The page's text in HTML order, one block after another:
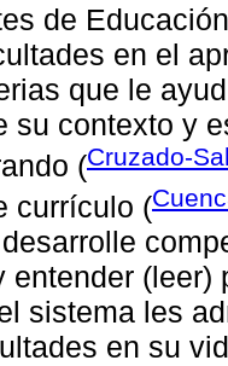
de
en el
que le
su contexto y
(Cruzado-
currículo (
entender
sistema les
en su